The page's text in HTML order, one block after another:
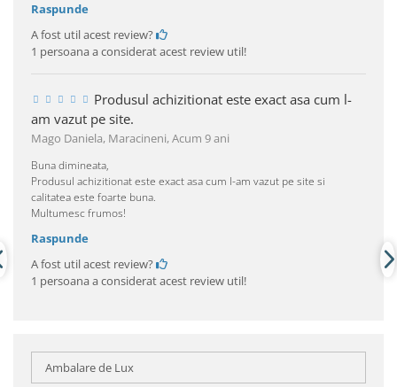
Raspunde
A fost util acest review?
1 persoana a considerat acest review util!
Produsul achizitionat este exact asa cum l-
am vazut pe site.
Mago Daniela, Maracineni,Acum 9 ani
Buna dimineata,
Produsul achizitionat este exact asa cum l-am vazut pe site si
calitatea este foarte buna.
Multumesc frumos!
Raspunde
A fost util acest review?
1 persoana a considerat acest review util!
Ambalare de Lux